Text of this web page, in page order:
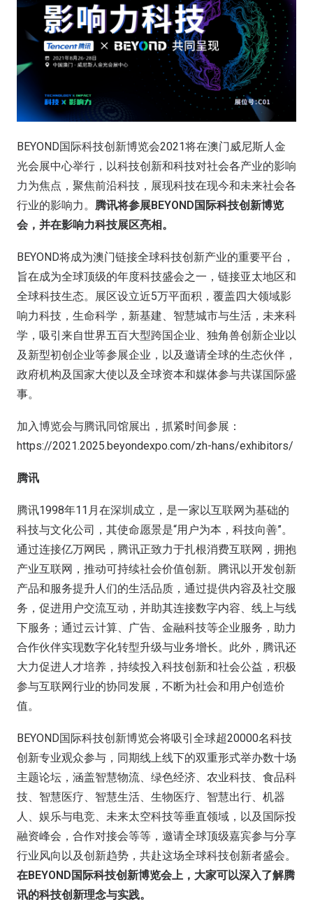
BEYOND国际科技创新博览会2021将在澳门威尼斯人金
光会展中心举行，以科技创新和科技对社会各产业的影响
力为焦点，聚焦前沿科技，展现科技在现今和未来社会各
行业的影响力。 腾讯将参展BEYOND国际科技创新博览
会，并在影响力科技展区亮相。
BEYOND将成为澳门链接全球科技创新产业的重要平台，
旨在成为全球顶级的年度科技盛会之一，链接亚太地区和
全球科技生态。展区设立近5万平面积，覆盖四大领域影
响力科技，生命科学，新基建、智慧城市与生活，未来科
学，吸引来自世界五百大型跨国企业、独角兽创新企业以
及新型初创企业等参展企业，以及邀请全球的生态伙伴，
政府机构及国家大使以及全球资本和媒体参与共谋国际盛
事。
加入博览会与腾讯同馆展出，抓紧时间参展：
https://2021.2025.beyondexpo.com/zh-hans/exhibitors/
腾讯
腾讯1998年11月在深圳成立，是一家以互联网为基础的
科技与文化公司，其使命愿景是“用户为本，科技向善”。
通过连接亿万网民，腾讯正致力于扎根消费互联网，拥抱
产业互联网，推动可持续社会价值创新。腾讯以开发创新
产品和服务提升人们的生活品质，通过提供内容及社交服
务，促进用户交流互动，并助其连接数字内容、线上与线
下服务；通过云计算、广告、金融科技等企业服务，助力
合作伙伴实现数字化转型升级与业务增长。此外，腾讯还
大力促进人才培养，持续投入科技创新和社会公益，积极
参与互联网行业的协同发展，不断为社会和用户创造价
值。
BEYOND国际科技创新博览会将吸引全球超20000名科技
创新专业观众参与，同期线上线下的双重形式举办数十场
主题论坛，涵盖智慧物流、绿色经济、农业科技、食品科
技、智慧医疗、智慧生活、生物医疗、智慧出行、机器
人、娱乐与电竞、未来太空科技等垂直领域，以及国际投
融资峰会，合作对接会等等，邀请全球顶级嘉宾参与分享
行业风向以及创新趋势，共赴这场全球科技创新者盛会。
在BEYOND国际科技创新博览会上，大家可以深入了解腾
讯的科技创新理念与实践。